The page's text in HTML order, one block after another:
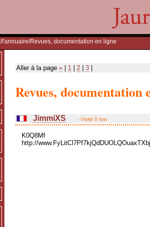
/l'annuaire/Revues, documentation en ligne
Aller à la page « 1 2 3
Revues, documentation
JimmiXS - Visité 0 fois
K0Q8Mf
http://